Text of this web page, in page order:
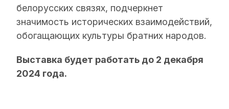
белорусских связях, подчеркнет
значимость исторических взаимодействий,
обогащающих культуры братних народов.
Выставка будет работать до 2 декабря
2024 года.